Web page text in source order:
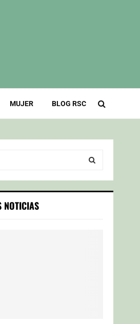
MUJER BLOG RSC
S
NOTICIAS